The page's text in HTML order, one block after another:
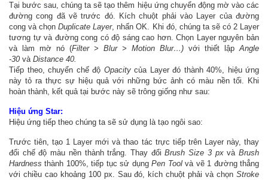
Tại bước sau, chúng ta sẽ tạo thêm hiệu ứng chuyển động mờ vào các
đường cong đã vẽ trước đó. Kích chuột phải vào Layer của đường
cong và chọnDuplicate Layer, nhấn OK. Khi đó, chúng ta sẽ có 2 Layer
tương tự và đường cong có độ sáng cao hơn. Chọn Layer nguyên bản
và làm mờ nó (Filter > Blur > Motion Blur…) với thiết lậpAngle
-30 và Distance 40.
Tiếp theo, chuyển chế độ Opacitycủa Layer đó thành 40%, hiệu ứng
này tỏ ra thực sự hiệu quả với những bức ảnh có màu nền tối. Khi
hoàn thành, kết quả tại bước này sẽ trông giống như sau:
Hiệu ứng Star:
Hiệu ứng tiếp theo chúng ta sẽ sử dụng là tạo ngôi sao:
Trước tiên, tạo 1 Layer mới và thao tác trực tiếp trên Layer này, thay
đổi chế độ màu nền thành trắng. Thay đổiBrush Size 3 pxvàBrush
Hardness thành 100%, tiếp tục sử dụngPen Toolvà vẽ 1 đường thẳng
với chiều cao khoảng 100 px. Sau đó, kích chuột phải và chọn Stroke